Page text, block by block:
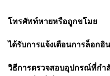
โทรศัพท์หายหรือถูกขโมย
ได้รับการแจ้งเตือนการล็อก
วิธีการตรวจสอบอุปกรณ์ที่กำ